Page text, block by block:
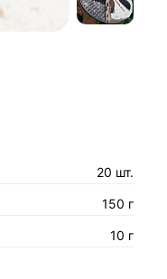
20 шт.
150 г
10 г